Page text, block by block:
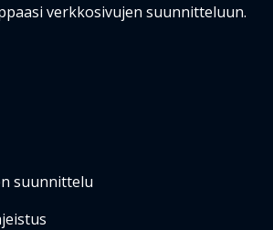
verkkosivujen suunnitteluun.
suunnittelu